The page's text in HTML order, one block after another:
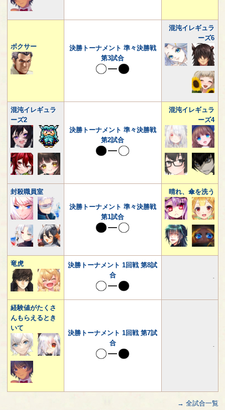
ボクサー
決勝トーナメント 準々決勝戦
第3試合
混沌イレギュラ
ーズ6
混沌イレギュラ
ーズ2
決勝トーナメント 準々決勝戦
第2試合
混沌イレギュラ
ーズ4
封殺職員室
決勝トーナメント 準々決勝戦
第1試合
晴れ、傘を洗う
竜虎
決勝トーナメント 1回戦 第8試
合
-
経験値がたくさ
んもらえるとき
いて
決勝トーナメント 1回戦 第7試
合
-
→ 全試合一覧